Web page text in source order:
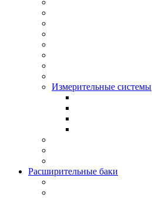
Измерительные системы
Расширительные баки